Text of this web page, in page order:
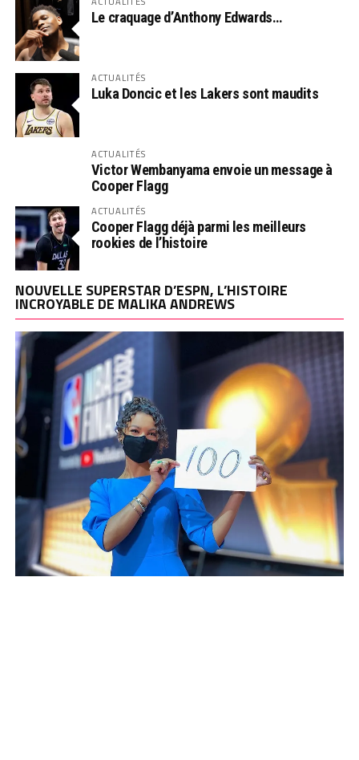
Le craquage d’Anthony Edwards…
ACTUALITÉS
Luka Doncic et les Lakers sont maudits
ACTUALITÉS
Victor Wembanyama envoie un message à
Cooper Flagg
ACTUALITÉS
Cooper Flagg déjà parmi les meilleurs
rookies de l’histoire
NOUVELLE SUPERSTAR D’ESPN, L’HISTOIRE
INCROYABLE DE MALIKA ANDREWS